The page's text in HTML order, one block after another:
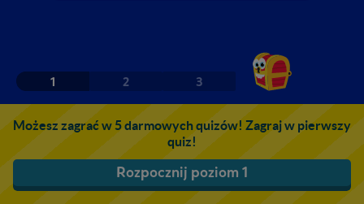
1 2 3
Możesz zagrać w 5 darmowych quizów! Zagraj w pierwszy
quiz!
Rozpocznij poziom 1